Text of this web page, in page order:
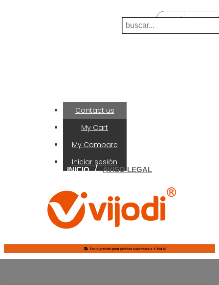
0039-0392025892
Envíenos un correo electrónico:
Contact us
My Cart
My Compare
Iniciar sesión
(0
INICIO AVISO LEGAL